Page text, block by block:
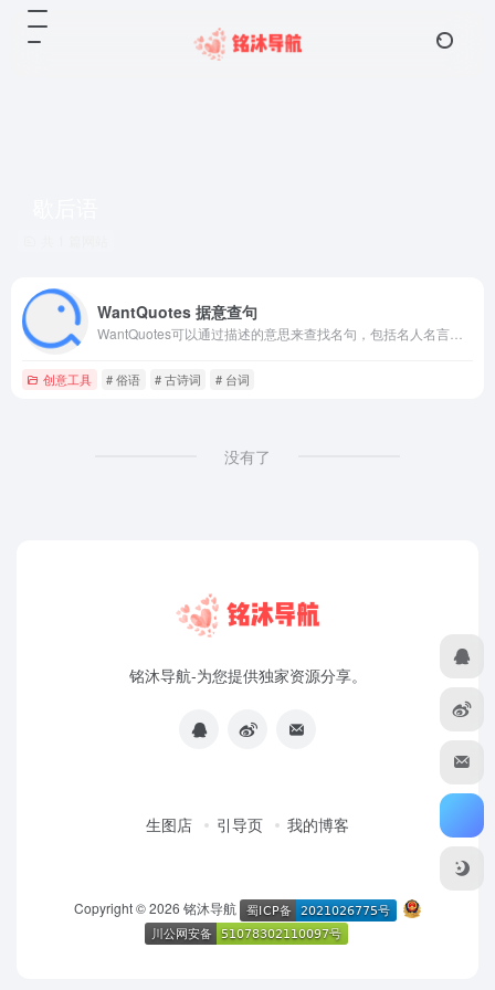
WantQuotes 据意查句
创意工具 # 俗语 # 古诗词 # 台词
没有了
铭沐导航-为您提供独家资源分享。
生图店 引导页 我的博客
Copyright © 2026 铭沐导航